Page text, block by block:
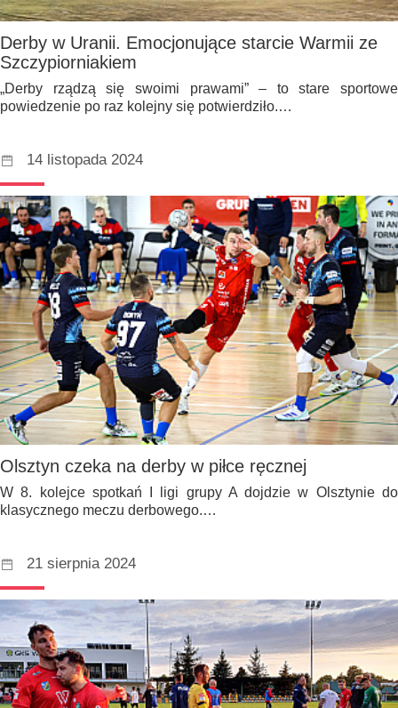
Derby w Uranii. Emocjonujące starcie Warmii ze
Szczypiorniakiem
„Derby rządzą się swoimi prawami” – to stare sportowe
powiedzenie po raz kolejny się potwierdziło.…
14 listopada 2024
Olsztyn czeka na derby w piłce ręcznej
W 8. kolejce spotkań I ligi grupy A dojdzie w Olsztynie do
klasycznego meczu derbowego.…
21 sierpnia 2024